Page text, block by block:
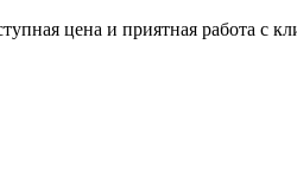
цена и приятная работа с